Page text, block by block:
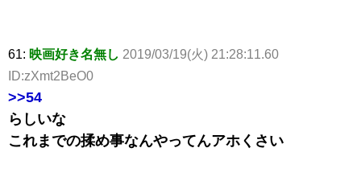
61: 映画好き名無し 2019/03/19(火) 21:28:11.60
ID:zXmt2BeO0
>>54
らしいな
これまでの揉め事なんやってんアホくさい